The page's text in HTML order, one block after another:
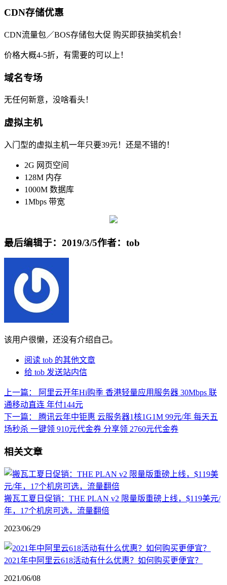
CDN存储优惠
CDN流量包／BOS存储包大促 购买即获抽奖机会！
价格大概4-5折，有需要的可以上！
域名专场
无任何新意，没啥看头！
虚拟主机
入门型的虚拟主机一年只要39元！还是不错的！
2G 网页空间
128M 内存
1000M 数据库
1Mbps 带宽
最后编辑于：2019/3/5作者：tob
该用户很懒，还没有介绍自己。
阅读 tob 的其他文章
给 tob 发送站内信
上一篇：
阿里云开年Hi购季 香港轻量应用服务器 30Mbps 联
通移动直连 年付144元
下一篇：
腾讯云年中钜惠 云服务器1核1G1M 99元/年 每天五
场秒杀 一键领 910元代金券 分享领 2760元代金券
相关文章
搬瓦工夏日促销：THE PLAN v2 限量版重磅上线，$119美元/
年，17个机房可选，流量翻倍
2023/06/29
2021年中阿里云618活动有什么优惠？如何购买更便宜？
2021/06/08